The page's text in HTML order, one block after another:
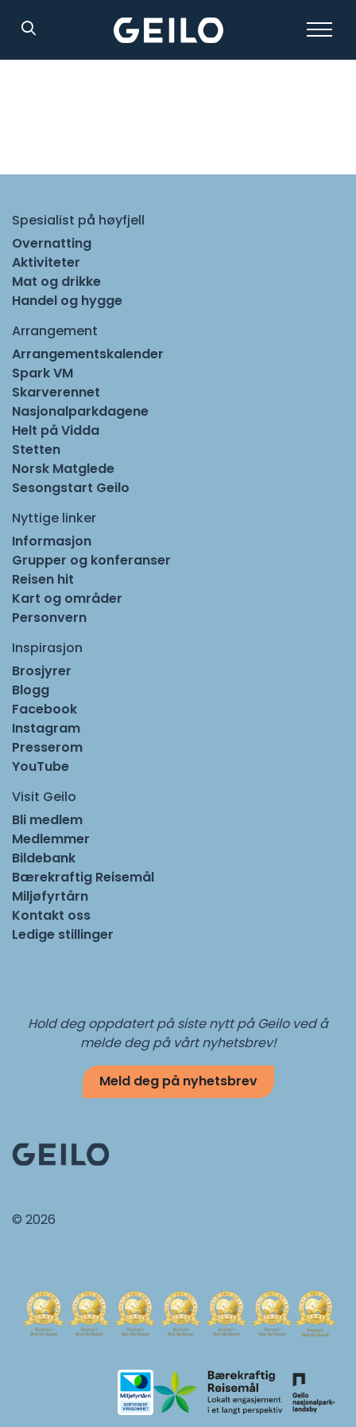
Spesialist på høyfjell
Overnatting
Aktiviteter
Mat og drikke
Handel og hygge
Arrangement
Arrangementskalender
Spark VM
Skarverennet
Nasjonalparkdagene
Helt på Vidda
Stetten
Norsk Matglede
Sesongstart Geilo
Nyttige linker
Informasjon
Grupper og konferanser
Reisen hit
Kart og områder
Personvern
Inspirasjon
Brosjyrer
Blogg
Facebook
Instagram
Presserom
YouTube
Visit Geilo
Bli medlem
Medlemmer
Bildebank
Bærekraftig Reisemål
Miljøfyrtårn
Kontakt oss
Ledige stillinger
Hold deg oppdatert på siste nytt på Geilo ved å
melde deg på vårt nyhetsbrev!
Meld deg på nyhetsbrev
© 2026